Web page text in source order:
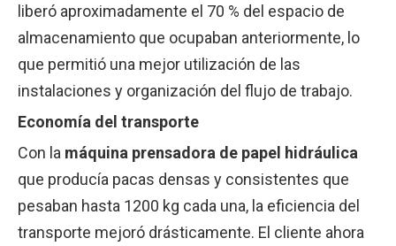
liberó aproximadamente el 70 % del espacio de
almacenamiento que ocupaban anteriormente, lo
que permitió una mejor utilización de las
instalaciones y organización del flujo de trabajo.
Economía del transporte
Con la máquina prensadora de papel hidráulica
que producía pacas densas y consistentes que
pesaban hasta 1200 kg cada una, la eficiencia del
transporte mejoró drásticamente. El cliente ahora